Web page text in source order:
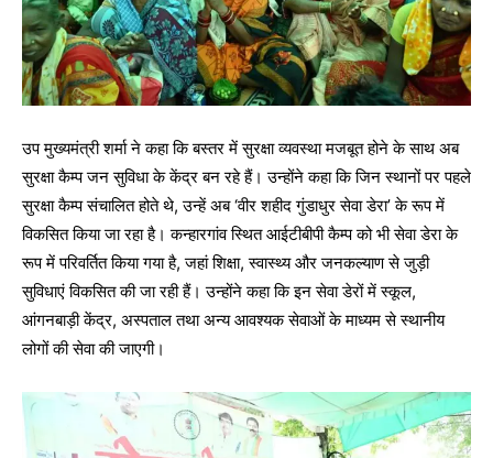
उप मुख्यमंत्री शर्मा ने कहा कि बस्तर में सुरक्षा व्यवस्था मजबूत होने के साथ अब
सुरक्षा कैम्प जन सुविधा के केंद्र बन रहे हैं। उन्होंने कहा कि जिन स्थानों पर पहले
सुरक्षा कैम्प संचालित होते थे, उन्हें अब ‘वीर शहीद गुंडाधुर सेवा डेरा’ के रूप में
विकसित किया जा रहा है। कन्हारगांव स्थित आईटीबीपी कैम्प को भी सेवा डेरा के
रूप में परिवर्तित किया गया है, जहां शिक्षा, स्वास्थ्य और जनकल्याण से जुड़ी
सुविधाएं विकसित की जा रही हैं। उन्होंने कहा कि इन सेवा डेरों में स्कूल,
आंगनबाड़ी केंद्र, अस्पताल तथा अन्य आवश्यक सेवाओं के माध्यम से स्थानीय
लोगों की सेवा की जाएगी।